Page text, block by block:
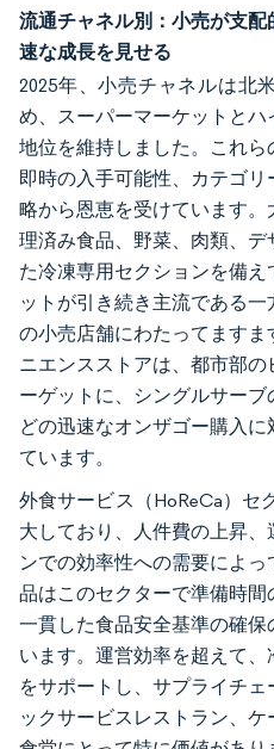
流通チャネル別：小売が支
速な成長を見せる
2025年、小売チャネルは北
め、スーパーマーケットと
地位を維持しました。これら
即時の入手可能性、カテゴ
略から恩恵を受けています
理済み食品、野菜、肉類、
た冷凍専用セクションを備
ットが引き続き主流である
の小売店舗にわたってます
ニエンスストアは、都市部
ーゲットに、シングルサー
どの迅速なオンザゴー購入
ています。
外食サービス（HoReCa）セ
大しており、人件費の上昇
ンでの効率性への需要によ
品はこのセクターで準備時間
一貫した食品安全基準の確
います。運営効率を超えて
をサポートし、サプライチ
ックサービスレストラン、